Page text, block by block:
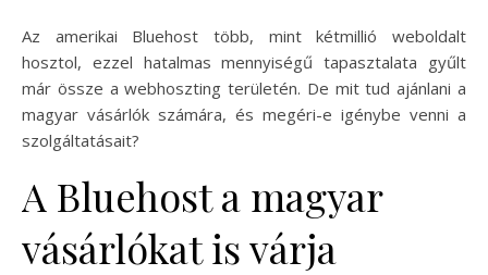
Az amerikai Bluehost több, mint kétmillió weboldalt
hosztol, ezzel hatalmas mennyiségű tapasztalata gyűlt
már össze a webhoszting területén. De mit tud ajánlani a
magyar vásárlók számára, és megéri-e igénybe venni a
szolgáltatásait?
A Bluehost a magyar
vásárlókat is várja